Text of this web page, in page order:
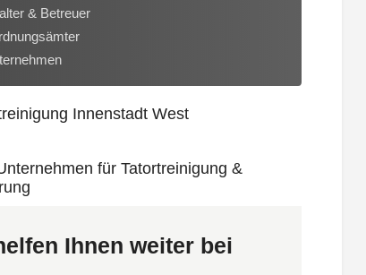
& Betreuer
Ihnen weiter bei